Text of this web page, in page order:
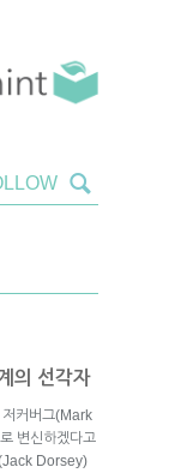
의 선각자
커버그(Mark
변신하겠다고
(Jack Dorsey)